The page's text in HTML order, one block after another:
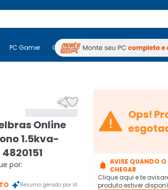
Hardware PC Gamer Computadores
PC Gamer Computadores Periféricos TV

Online
1.5kva-
por:
Resumo gerado por IA
 Ops!
 AVISE QUANDO
CHEGAR
Clique aqui e te
produto estiver